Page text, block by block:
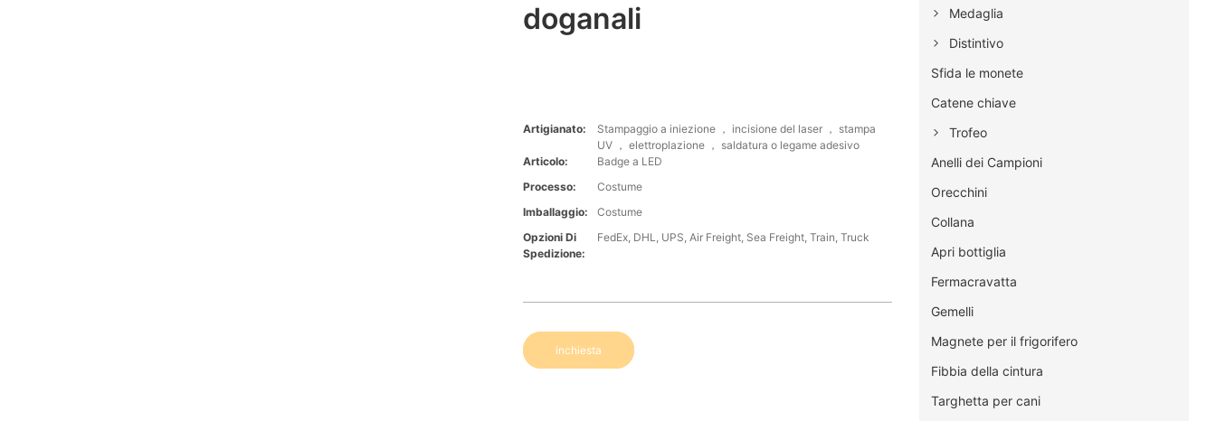
doganali
Artigianato:
Stampaggio a iniezione ， incisione del laser ， stampa
UV ， elettroplazione ， saldatura o legame adesivo
Articolo:
Badge a LED
Processo:
Costume
Imballaggio:
Costume
Opzioni Di
Spedizione:
FedEx, DHL, UPS, Air Freight, Sea Freight, Train, Truck
inchiesta
Medaglia
Distintivo
Sfida le monete
Catene chiave
Trofeo
Anelli dei Campioni
Orecchini
Collana
Apri bottiglia
Fermacravatta
Gemelli
Magnete per il frigorifero
Fibbia della cintura
Targhetta per cani